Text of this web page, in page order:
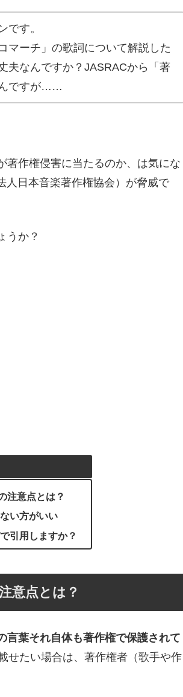
です。
マーチ」の歌詞について解説した
夫なんですか？JASRACから「著
んですが……
著作権侵害に当たるのか、は気にな
人日本音楽著作権協会）が脅威で
うか？
注意点とは？
い方がいい
引用しますか？
意点とは？
言葉それ自体も著作権で保護されて
せたい場合は、著作権者（歌手や作